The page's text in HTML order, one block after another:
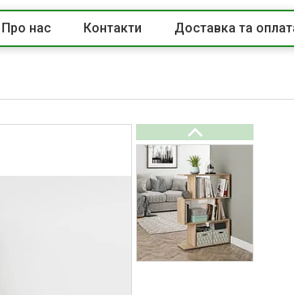
Про нас Контакти Доставка та